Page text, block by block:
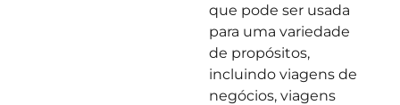
que pode ser usada
para uma variedade
de propósitos,
incluindo viagens de
negócios, viagens